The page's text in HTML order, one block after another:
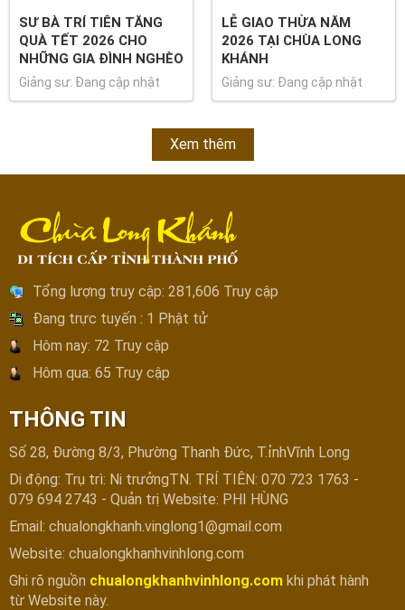
SƯ BÀ TRÍ TIÊN TĂNG
QUÀ TẾT 2026 CHO
NHỮNG GIA ĐÌNH NGHÈO
Giảng sư: Đang cập nhật
LỄ GIAO THỪA NĂM
2026 TẠI CHÙA LONG
KHÁNH
Giảng sư: Đang cập nhật
Xem thêm
Tổng lượng truy cập: 281,606 Truy cập
Đang trực tuyến : 1 Phật tử
Hôm nay: 72 Truy cập
Hôm qua: 65 Truy cập
THÔNG TIN
Số 28, Đường 8/3, Phường Thanh Đức, T.ỉnhVĩnh Long
Di động: Trụ trì: Ni trưởngTN. TRÍ TIÊN: 070 723 1763 -
079 694 2743 - Quản trị Website: PHI HÙNG
Email: chualongkhanh.vinglong1@gmail.com
Website: chualongkhanhvinhlong.com
Ghi rõ nguồn chualongkhanhvinhlong.com khi phát hành
từ Website này.